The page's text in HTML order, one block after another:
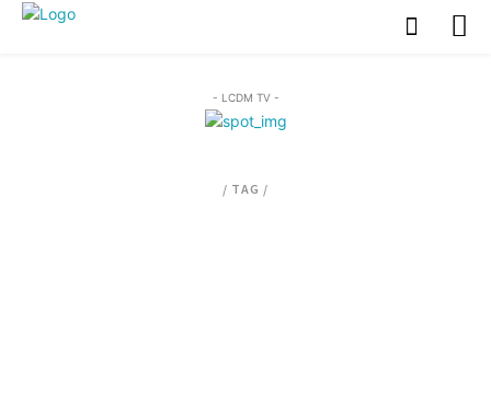
- LCDM TV -
/ TAG /